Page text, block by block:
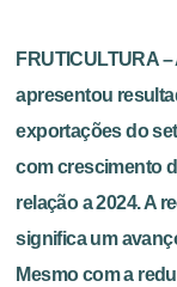
FRUTICULTURA
apresentou
exportações do
com crescimento
relação a 2024. A
significa um
Mesmo com a